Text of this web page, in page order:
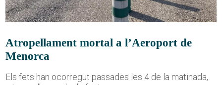
Atropellament mortal a l’Aeroport de
Menorca
Els fets han ocorregut passades les 4 de la matinada,